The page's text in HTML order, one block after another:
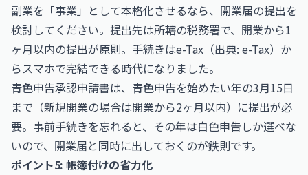
副業を「事業」として本格化させるなら、開業届の提出を
検討してください。提出先は所轄の税務署で、開業から1
ヶ月以内の提出が原則。手続きはe-Tax（出典: e-Tax）か
らスマホで完結できる時代になりました。
青色申告承認申請書は、青色申告を始めたい年の3月15日
まで（新規開業の場合は開業から2ヶ月以内）に提出が必
要。事前手続きを忘れると、その年は白色申告しか選べな
いので、開業届と同時に出しておくのが鉄則です。
ポイント5: 帳簿付けの省力化